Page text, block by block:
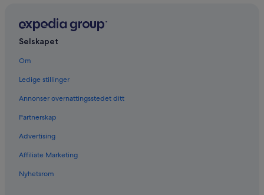
Selskapet
Om
Ledige stillinger
Annonser overnattingsstedet ditt
Partnerskap
Advertising
Affiliate Marketing
Nyhetsrom